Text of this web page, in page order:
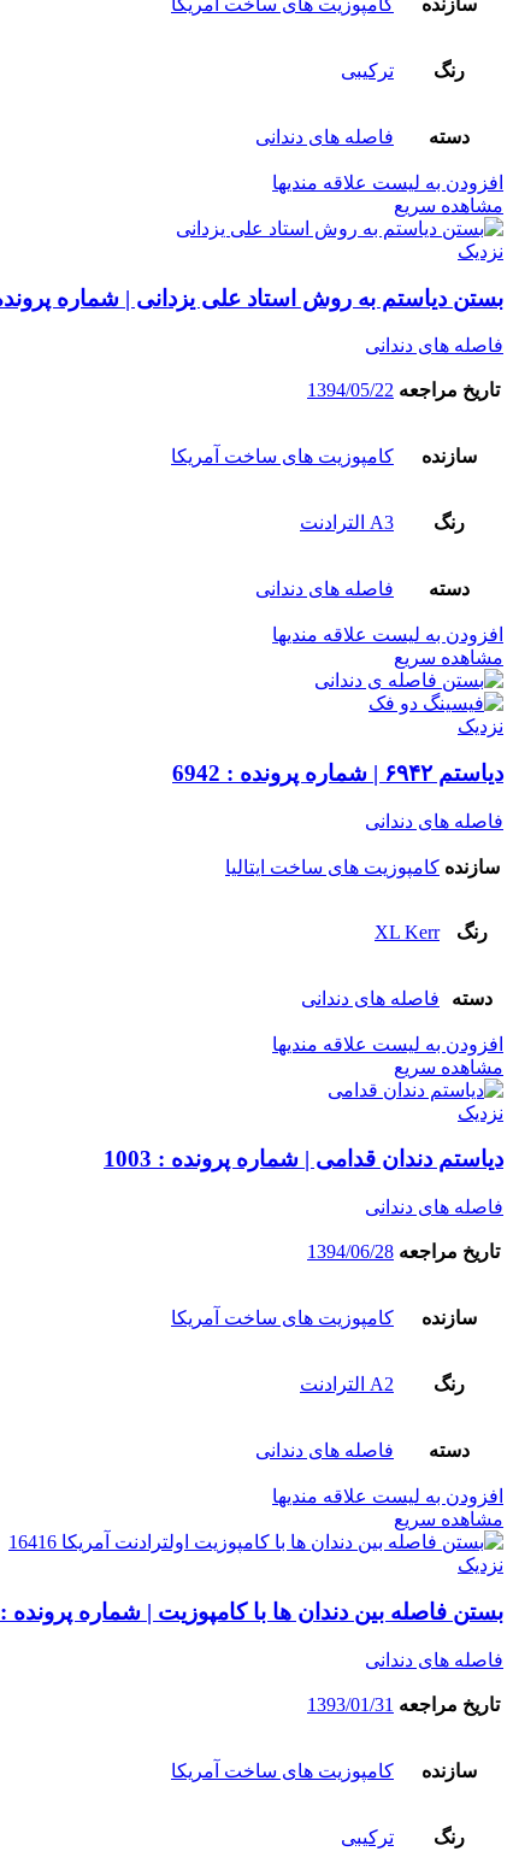
رنگ ترکیبی
دسته فاصله های دندانی
افزودن به لیست علاقه مندیها
مشاهده سریع
نزدیک
بستن دیاستم به روش استاد علی یزدانی | شماره پرونده :
فاصله های دندانی
تاریخ مراجعه 1394/05/22
سازنده کامپوزیت های ساخت آمریکا
رنگ A3 الترادنت
دسته فاصله های دندانی
افزودن به لیست علاقه مندیها
مشاهده سریع
نزدیک
دیاستم ۶۹۴۲ | شماره پرونده : 6942
فاصله های دندانی
سازنده کامپوزیت های ساخت ایتالیا
رنگ XL Kerr
دسته فاصله های دندانی
افزودن به لیست علاقه مندیها
مشاهده سریع
نزدیک
دیاستم دندان قدامی | شماره پرونده : 1003
فاصله های دندانی
تاریخ مراجعه 1394/06/28
سازنده کامپوزیت های ساخت آمریکا
رنگ A2 الترادنت
دسته فاصله های دندانی
افزودن به لیست علاقه مندیها
مشاهده سریع
نزدیک
بستن فاصله بین دندان ها با کامپوزیت | شماره پرونده : 16416
فاصله های دندانی
تاریخ مراجعه 1393/01/31
سازنده کامپوزیت های ساخت آمریکا
رنگ ترکیبی